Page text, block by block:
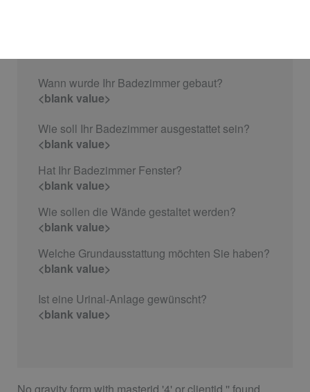
Wann wurde Ihr Badezimmer gebaut?
<blank value>
Wie soll Ihr Badezimmer ausgestattet sein?
<blank value>
Hat Ihr Badezimmer Fenster?
<blank value>
Wie sollen die Wände gestaltet werden?
<blank value>
Welche Grundausstattung möchten Sie haben?
<blank value>
Ist eine Urinal-Anlage gewünscht?
<blank value>